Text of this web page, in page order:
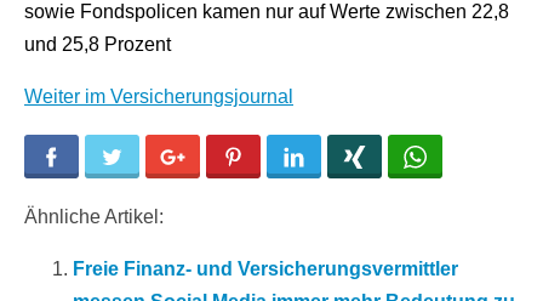
sowie Fondspolicen kamen nur auf Werte zwischen 22,8
und 25,8 Prozent
Weiter im Versicherungsjournal
Facebook Twitter Google+ Pinterest LinkedIn
Ähnliche Artikel:
Freie Finanz- und Versicherungsvermittler